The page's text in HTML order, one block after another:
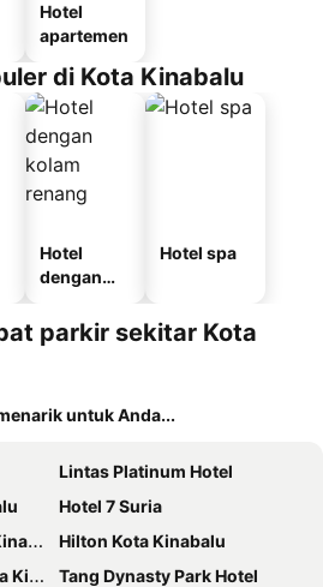
Hotel
apartemen
di Kota Kinabalu
Hotel
dengan
renang
Hotel spa
parkir sekitar Kota
untuk Anda...
Lintas Platinum Hotel
Hotel 7 Suria
Hilton Kota Kinabalu
Ihg
Tang Dynasty Park Hotel